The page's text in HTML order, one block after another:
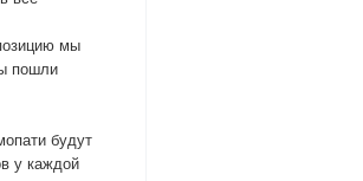
мы
пошли
будут
у каждой